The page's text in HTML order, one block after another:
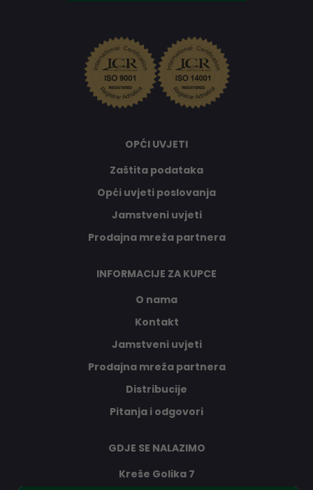
OPĆI UVJETI
Zaštita podataka
Opći uvjeti poslovanja
Jamstveni uvjeti
Prodajna mreža partnera
INFORMACIJE ZA KUPCE
O nama
Kontakt
Jamstveni uvjeti
Prodajna mreža partnera
Distribucije
Pitanja i odgovori
GDJE SE NALAZIMO
Kreše Golika 7